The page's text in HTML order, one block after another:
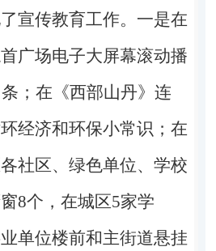
宣传教育工作。一是在
广场电子大屏幕滚动播
；在《西部山丹》连
经济和环保小常识；在
社区、绿色单位、学校
8个，在城区5家学
单位楼前和主街道悬挂